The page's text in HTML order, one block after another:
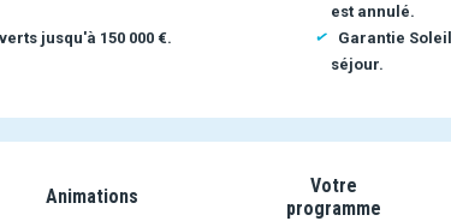
est annulé.
jusqu'à 150 000 €.
Garantie
séjour.
Animations
Votre
programme